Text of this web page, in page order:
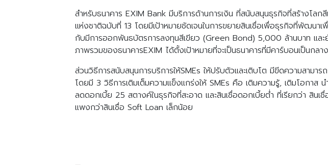
สำหรับธนาคาร EXIM Bank มีบริการด้านการเงิน ที่สนับสนุนธุรกิจที่สร้าง
แห่งชาติฉบับที่ 13 โดยมีเป้าหมายชัดเจนในการขยายสินเชื่อเพื่อธุรกิจที่พัฒน
กับมีการออกพันธบัตรการลงทุนสีเขียว (Green Bond) 5,000 ล้านบาท แล
ภาพรวมของธนาคารEXIM ได้ตั้งเป้าหมายที่จะเป็นธนาคารที่มีคาร์บอนเป็นก
ส่วนวิธีการสนับสนุนการบริการให้SMEs ให้ปรับตัวและเติบโต มีขีดความสามา
โดยมี 3 วิธีการเติมเต็มความแข็งแกร่งให้ SMEs คือ เติมความรู้, เติมโอกา
ลดดอกเบี้ย 25 สตางค์ในธุรกิจที่สะอาด และสินเชื่อดอกเบี้ยต่ำ ที่เรียกว่า สิ
แพงกว่าสินเชื่อ Soft Loan เล็กน้อย